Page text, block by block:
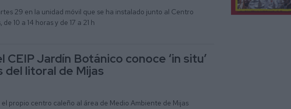
29 en la unidad móvil que se ha instalado junto al Centro
10 a 14 horas y de 17 a 21 h
CEIP Jardín Botánico conoce ‘in situ’
del litoral de Mijas
propio centro caleño al área de Medio Ambiente de Mijas